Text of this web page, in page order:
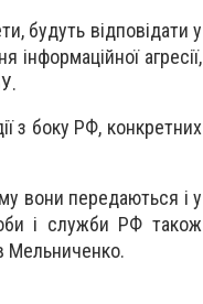
будуть відповідати у
агресії,
з боку РФ, конкретних
вони передаються і у
і служби РФ також
Мельниченко.